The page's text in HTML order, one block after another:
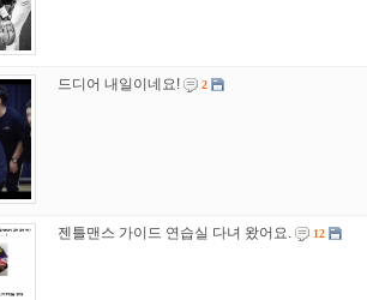
드디어 내일이네요! 2
젠틀맨스 가이드 연습실 다녀 왔어요. 12